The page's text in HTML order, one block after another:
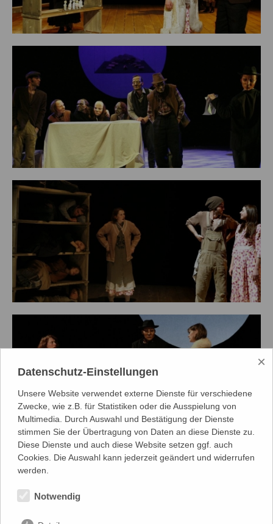
zum Spielplan
Datenschutz-Einstellungen
×
Unsere Website verwendet externe Dienste für verschiedene
Zwecke, wie z.B. für Statistiken oder die Ausspielung von
Multimedia. Durch Auswahl und Bestätigung der Dienste
stimmen Sie der Übertragung von Daten an diese Dienste zu.
Diese Dienste und auch diese Website setzen ggf. auch
Cookies. Die Auswahl kann jederzeit geändert und widerrufen
werden.
Notwendig